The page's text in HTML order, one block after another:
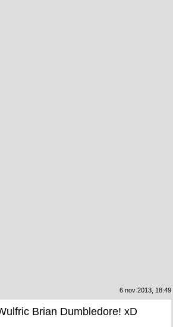
6 nov 2013, 18:49
Brian Dumbledore! xD